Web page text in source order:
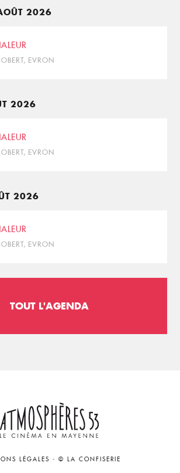
2026
EVRON
2026
EVRON
2026
EVRON
TOUT L'AGENDA
LÉGALES - © LA CONFISERIE